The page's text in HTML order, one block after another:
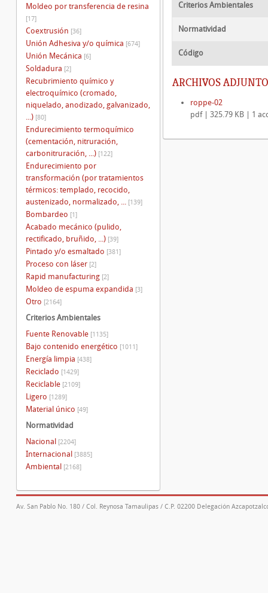
Criterios Ambientales
Normatividad
Código
ARCHIVOS
roppe-02
pdf | 325.79 KB | 1
Moldeo por transferencia de resina
[17]
Coextrusión [36]
Unión Adhesiva y/o química [674]
Unión Mecánica [6]
Soldadura [2]
Recubrimiento químico y
electroquímico (cromado,
niquelado, anodizado, galvanizado,
...) [80]
Endurecimiento termoquímico
(cementación, nitruración,
carbonitruración, ...) [122]
Endurecimiento por
transformación (por tratamientos
térmicos: templado, recocido,
austenizado, normalizado, ...
[139]
Bombardeo [1]
Acabado mecánico (pulido,
rectificado, bruñido, ...) [39]
Pintado y/o esmaltado [381]
Proceso con láser [2]
Rapid manufacturing [2]
Moldeo de espuma expandida [3]
Otro [2164]
Criterios Ambientales
Fuente Renovable [1135]
Bajo contenido energético [1011]
Energía limpia [438]
Reciclado [1429]
Reciclable [2109]
Ligero [1289]
Material único [49]
Normatividad
Nacional [2204]
Internacional [3885]
Ambiental [2168]
Av. San Pablo No. 180 / Col. Reynosa Tamaulipas / C.P. 02200 Delegación